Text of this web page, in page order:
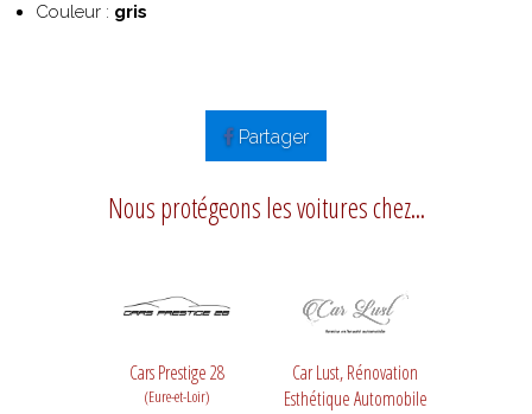
Couleur : gris
Partager
Nous protégeons les voitures chez...
Cars Prestige 28
(Eure-et-Loir)
Car Lust, Rénovation
Esthétique Automobile